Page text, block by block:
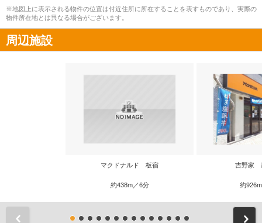
※地図上に表示される物件の位置は付近住所に所在することを表すものであり、実際の
物件所在地とは異なる場合がございます。
周辺施設
マクドナルド 板宿
約438m／6分
吉野家
約